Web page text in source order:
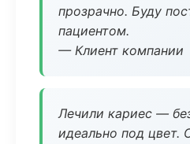
прозрачно. Буду
пациентом.
— Клиент компании
Лечили кариес —
идеально под цвет.